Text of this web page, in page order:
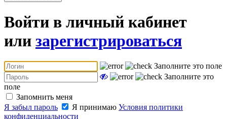
Войти в личный кабинет
или зарегистрироваться
Заполните это поле
Заполните это
поле
Запомнить меня
Я забыл пароль
Я принимаю Условия политики
конфиденциальности